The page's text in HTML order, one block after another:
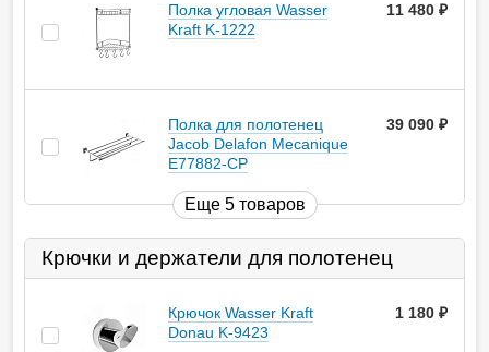
Полка угловая Wasser
Kraft K-1222
11 480
Полка для полотенец
Jacob Delafon Mecanique
E77882-CP
39 090
Еще 5 товаров
Крючки и держатели для полотенец
Крючок Wasser Kraft
Donau K-9423
1 180